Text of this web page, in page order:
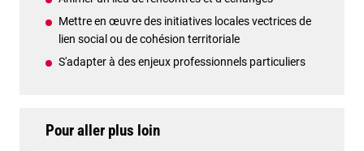
Mettre en œuvre des initiatives locales vectrices de
lien social ou de cohésion territoriale
S'adapter à des enjeux professionnels particuliers
Pour aller plus loin